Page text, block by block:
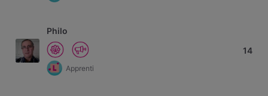
Philo
Apprenti
14